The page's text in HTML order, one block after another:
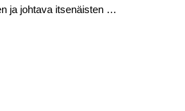
ja johtava itsenäisten …